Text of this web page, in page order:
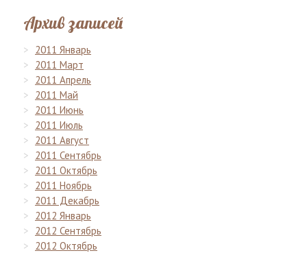
Архив записей
2011 Январь
2011 Март
2011 Апрель
2011 Май
2011 Июнь
2011 Июль
2011 Август
2011 Сентябрь
2011 Октябрь
2011 Ноябрь
2011 Декабрь
2012 Январь
2012 Сентябрь
2012 Октябрь